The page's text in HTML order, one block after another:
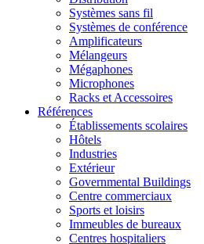
Systèmes sans fil
Systèmes de conférence
Amplificateurs
Mélangeurs
Mégaphones
Microphones
Racks et Accessoires
Références
Établissements scolaires
Hôtels
Industries
Extérieur
Governmental Buildings
Centre commerciaux
Sports et loisirs
Immeubles de bureaux
Centres hospitaliers